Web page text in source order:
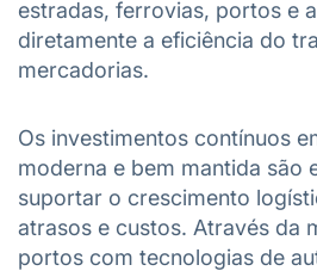
estradas, ferrovias, portos e
diretamente a eficiência do
mercadorias.
Os investimentos contínuos
moderna e bem mantida são
suportar o crescimento
atrasos e custos. Através da
portos com tecnologias de